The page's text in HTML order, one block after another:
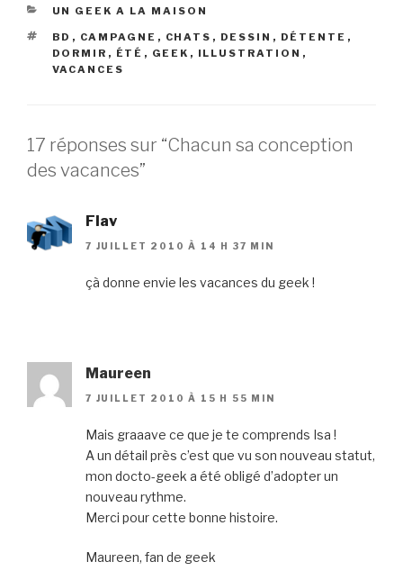
CATÉGORIES
UN GEEK A LA MAISON
ÉTIQUETTES
BD , CAMPAGNE , CHATS , DESSIN , DÉTENTE ,
DORMIR , ÉTÉ , GEEK , ILLUSTRATION ,
VACANCES
17 réponses sur “Chacun sa conception
des vacances”
Flav
7 JUILLET 2010 À 14 H 37 MIN
çà donne envie les vacances du geek !
Maureen
7 JUILLET 2010 À 15 H 55 MIN
Mais graaave ce que je te comprends Isa !
A un détail près c’est que vu son nouveau statut,
mon docto-geek a été obligé d’adopter un
nouveau rythme.
Merci pour cette bonne histoire.
Maureen, fan de geek